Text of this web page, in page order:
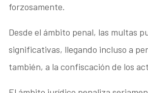
forzosamente.
Desde el ámbito penal, las multas
significativas, llegando incluso a
también, a la confiscación de los